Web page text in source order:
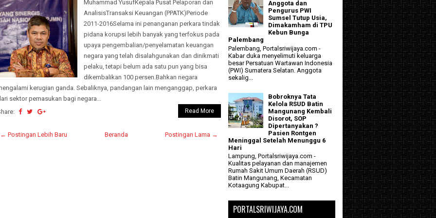
Muhammad YusufKepala Pusat Pelaporan dan
AnalisisTransaksi Keuangan (PPATK)Periode
2011-2016Selama ini penanganan perkara tindak
pidana korupsi lebih banyak yang terfokus pada
upaya pengembalian/penyelamatan keuangan
negara yang telah disalahgunakan dan dinikmati
pelaku, tetapi belum ada satu pun yang bisa
dikembalikan 100 persen.Bahkan negara
kerugian ganda. Sebaliknya, pandangan lain menganggap, perkara
sektor pemasukan bagi negara...
Read More
← Postingan Lebih Baru Postingan Lama →
Beranda
Anggota dan
Pengurus PWI
Sumsel Tutup Usia,
Dimakamham di TPU
Kebun Bunga
Palembang
Palembang, Portalsriwijaya.com -
Kabar duka menyelimuti keluarga
besar Persatuan Wartawan Indonesia
(PWI) Sumatera Selatan. Anggota
sekalig...
Bobroknya Tata
Kelola RSUD Batin
Mangunang Kembali
Disorot, SOP
Dipertanyakan ?
Pasien Rontgen
Meninggal Setelah Menunggu 6
Hari
Lampung, Portalsriwijaya.com -
Kualitas pelayanan dan manajemen
Rumah Sakit Umum Daerah (RSUD)
Batin Mangunang, Kecamatan
Kotaagung Kabupat...
PORTALSRIWIJAYA.COM